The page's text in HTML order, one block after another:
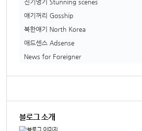
진기명기 Stunning scenes
얘기꺼리 Gosship
북한얘기 North Korea
애드센스 Adsense
News for Foreigner
블로그 소개